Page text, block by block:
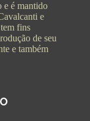
e é mantido
e
fins
de seu
e também